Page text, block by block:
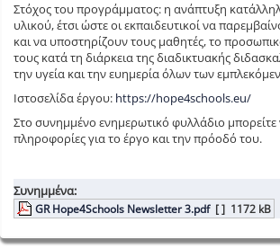
Στόχος του προγράμματος: η ανάπτυξη
υλικού, έτσι ώστε οι εκπαιδευτικοί να
και να υποστηρίζουν τους μαθητές, το προσωπικό
τους κατά τη διάρκεια της διαδικτυακής
την υγεία και την ευημερία όλων των
Ιστοσελίδα έργου: https://hope4schools.eu/
Στο συνημμένο ενημερωτικό φυλλάδιο μπορείτε
πληροφορίες για το έργο και την πρόοδό του.
Συνημμένα:
GR Hope4Schools Newsletter 3.pdf [ ] 1172 kB